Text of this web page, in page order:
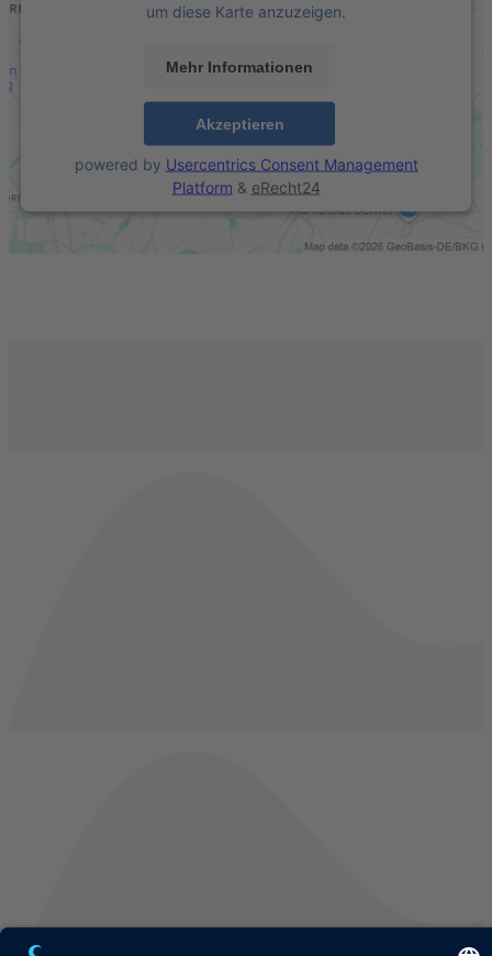
um diese Karte anzuzeigen.
Mehr Informationen
Akzeptieren
powered by Usercentrics Consent Management
Platform & eRecht24